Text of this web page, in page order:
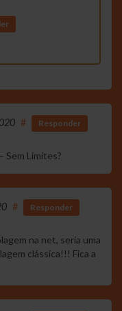
# Responder
Sem Limites?
# Responder
na net, seria uma
clássica!!! Fica a